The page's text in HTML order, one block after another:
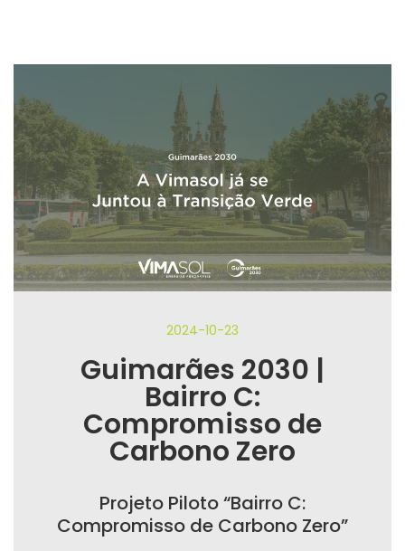
2024-10-23
Guimarães 2030 |
Bairro C:
Compromisso de
Carbono Zero
Projeto Piloto “Bairro C:
Compromisso de Carbono Zero”